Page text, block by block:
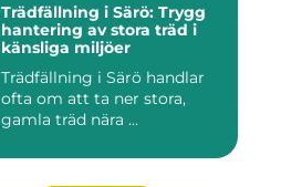
Trädfällning i Särö: Trygg
hantering av stora träd i
känsliga miljöer
Trädfällning i Särö handlar
ofta om att ta ner stora,
gamla träd nära ...